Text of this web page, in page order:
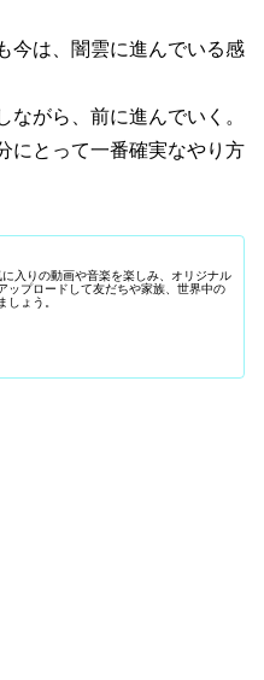
今は、闇雲に進んでいる感
がら、前に進んでいく。
にとって一番確実なやり方
入りの動画や音楽を楽しみ、オリジナル
ップロードして友だちや家族、世界中の
しょう。